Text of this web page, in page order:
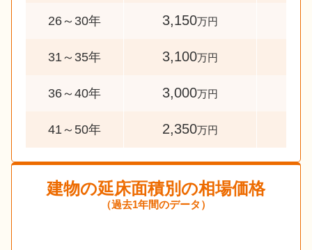
26～30年 3,150万円
31～35年 3,100万円
36～40年 3,000万円
41～50年 2,350万円
建物の延床面積別の相場価格
（過去1年間のデータ）